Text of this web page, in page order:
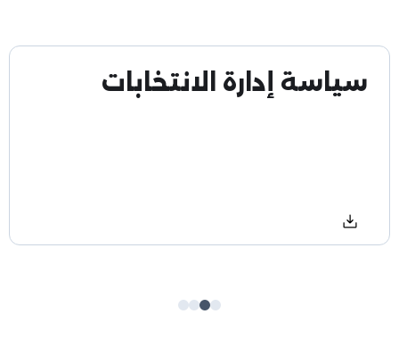
سياسة أمن المعلومات